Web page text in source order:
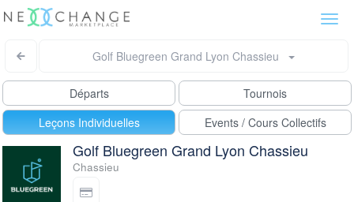
Golf Bluegreen Grand Lyon Chassieu
Départs
Tournois
Leçons Individuelles
Events / Cours Collectifs
Golf Bluegreen Grand Lyon Chassieu
Chassieu